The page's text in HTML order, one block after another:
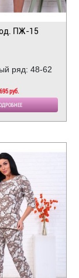
ПЖ-15
ряд: 48-62
695 руб.